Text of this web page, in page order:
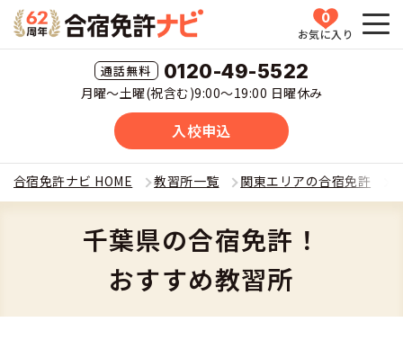
0
お気に入り
0120-49-5522
月曜〜土曜(祝含む)9:00〜19:00 日曜休み
入校申込
HOME
教習所一覧
運転免許の種類(車種)を選ぶ
普通二輪
全国 教習所一覧合宿免許とは
合宿免許とは合宿免許に役立つ情報
合宿免許ナビ HOME 教習所一覧 関東エリアの合宿免許
千葉県の合宿免許！
おすすめ教習所